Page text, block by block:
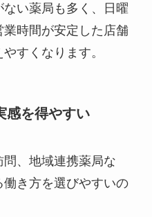
い薬局も多く、日曜
時間が安定した店舗
すくなります。
感を得やすい
、地域連携薬局な
き方を選びやすいの